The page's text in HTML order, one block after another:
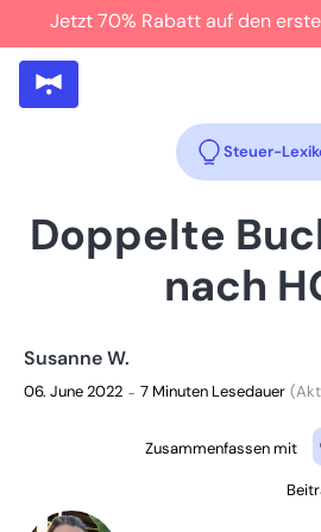
Jetzt 70% Rabatt auf den
Steuer-
Doppelte
nach
Susanne W.
06. June 2022 – 7 Minuten Lesedauer
Zusammenfassen mit